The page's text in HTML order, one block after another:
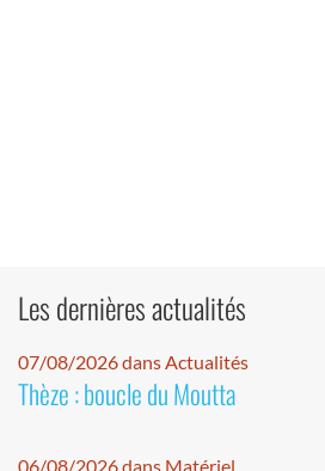
Les dernières actualités
07/08/2026 dans Actualités
Thèze : boucle du Moutta
06/08/2026 dans Matériel